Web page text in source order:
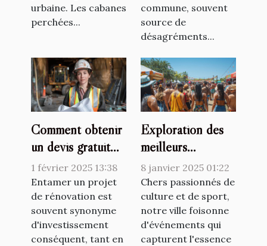
urbaine. Les cabanes
perchées...
commune, souvent
source de
désagréments...
Comment obtenir
un devis gratuit
pour votre projet
de rénovation
1 février 2025 13:38
Entamer un projet
de rénovation est
souvent synonyme
d'investissement
conséquent, tant en
Exploration des
meilleurs
événements
culturels et
sportifs proposés
sur un site
municipal
8 janvier 2025 01:22
Chers passionnés de
culture et de sport,
notre ville foisonne
d'événements qui
capturent l'essence